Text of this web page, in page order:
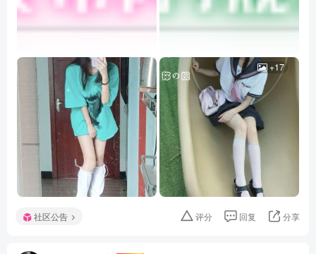
+17
社区公告 评分 回复 分享